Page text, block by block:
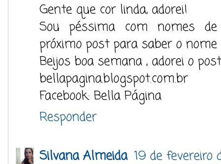
Gente que cor linda, adorei!
Sou péssima com nomes
próximo post para saber o nome
Beijos boa semana , adorei o
bellapagina.blogspot.com.br
Facebook: Bella Página
Responder
Silvana Almeida 19 de fevereiro